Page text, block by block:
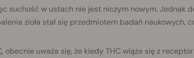
suchość w ustach nie jest niczym nowym. Jednak
zioła stał się przedmiotem badań naukowych,
, obecnie uważa się, że kiedy THC wiąże się z